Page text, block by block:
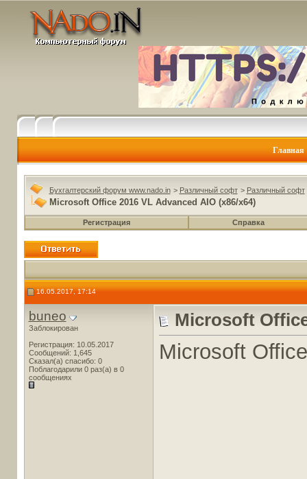
Главная
Бухгалтерский форум www.nado.in > Различный софт > Различный софт
Microsoft Office 2016 VL Advanced AIO (x86/x64)
Регистрация Справка
16.05.2017, 17:14
buneo
Заблокирован
Регистрация: 10.05.2017
Сообщений: 1,645
Сказал(а) спасибо: 0
Поблагодарили 0 раз(а) в 0
сообщениях
Microsoft
Microsoft